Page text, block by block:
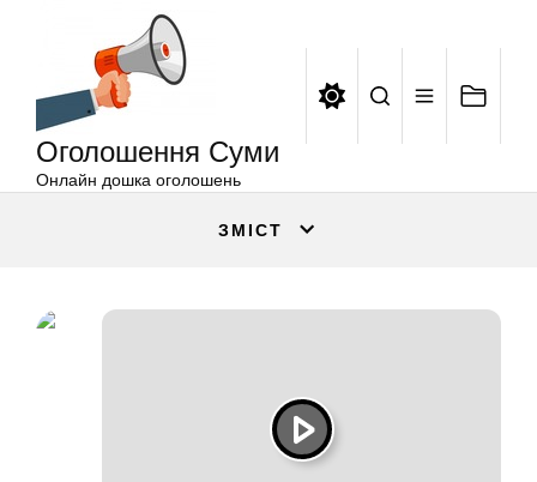
Оголошення Суми
Онлайн дошка оголошень
ЗМІСТ